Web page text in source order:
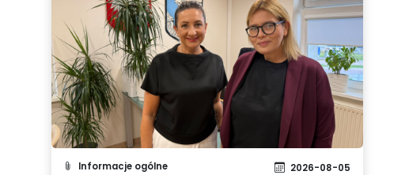
Informacje ogólne 2026-08-05